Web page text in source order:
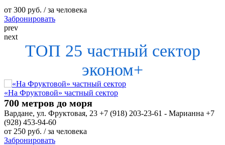
от 300 руб. / за человека
Забронировать
prev
next
ТОП 25 частный сектор
эконом+
«На Фруктовой» частный сектор
700 метров до моря
Вардане, ул. Фруктовая, 23 +7 (918) 203-23-61 - Марианна +7
(928) 453-94-60
от 250 руб. / за человека
Забронировать